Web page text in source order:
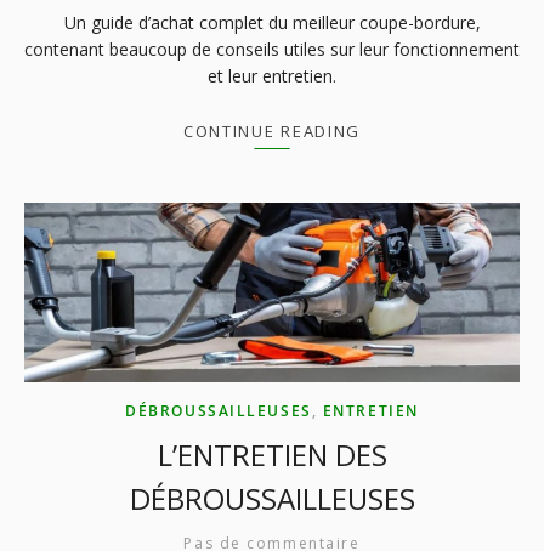
Un guide d’achat complet du meilleur coupe-bordure,
contenant beaucoup de conseils utiles sur leur fonctionnement
et leur entretien.
CONTINUE READING
DÉBROUSSAILLEUSES , ENTRETIEN
L’ENTRETIEN DES
DÉBROUSSAILLEUSES
Pas de commentaire